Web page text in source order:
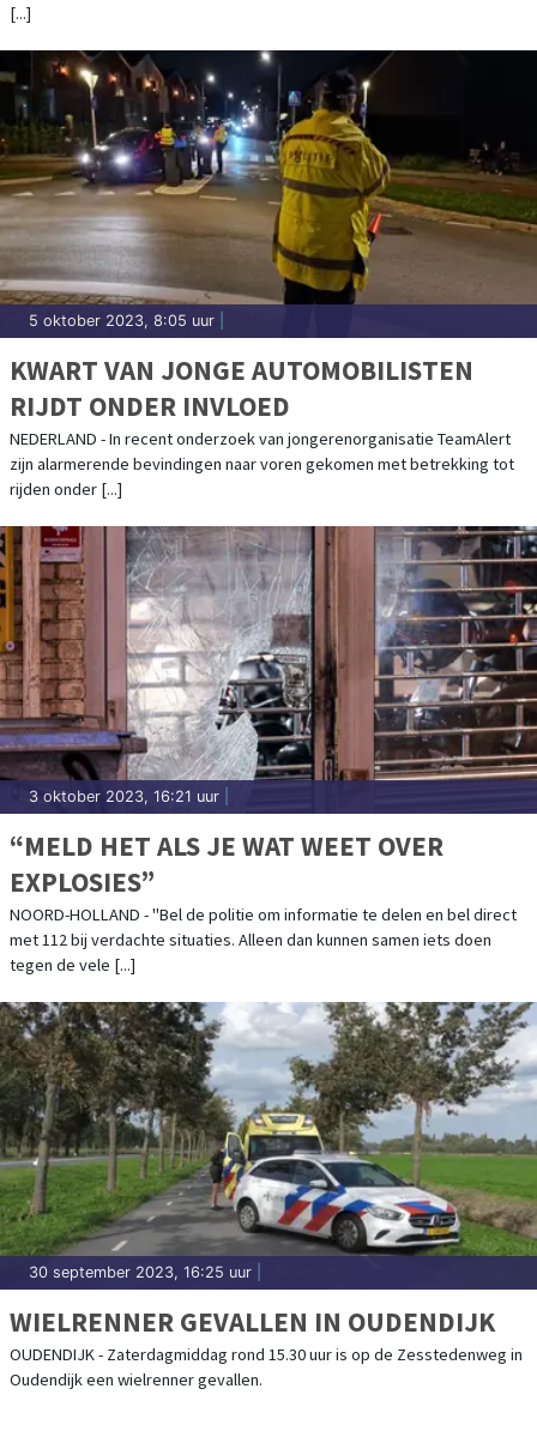
[...]
5 oktober 2023, 8:05 uur
KWART VAN JONGE AUTOMOBILISTEN
RIJDT ONDER INVLOED
NEDERLAND - In recent onderzoek van jongerenorganisatie TeamAlert
zijn alarmerende bevindingen naar voren gekomen met betrekking tot
rijden onder [...]
3 oktober 2023, 16:21 uur
“MELD HET ALS JE WAT WEET OVER
EXPLOSIES”
NOORD-HOLLAND - "Bel de politie om informatie te delen en bel direct
met 112 bij verdachte situaties. Alleen dan kunnen samen iets doen
tegen de vele [...]
30 september 2023, 16:25 uur
WIELRENNER GEVALLEN IN OUDENDIJK
OUDENDIJK - Zaterdagmiddag rond 15.30 uur is op de Zesstedenweg in
Oudendijk een wielrenner gevallen.